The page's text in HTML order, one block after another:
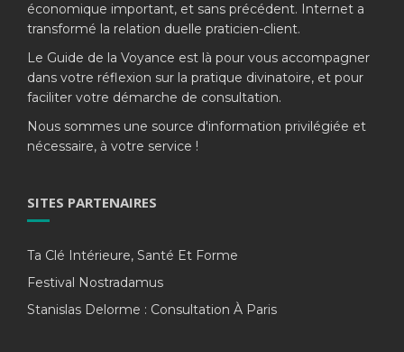
économique important, et sans précédent. Internet a
transformé la relation duelle praticien-client.
Le Guide de la Voyance est là pour vous accompagner
dans votre réflexion sur la pratique divinatoire, et pour
faciliter votre démarche de consultation.
Nous sommes une source d'information privilégiée et
nécessaire, à votre service !
SITES PARTENAIRES
Ta Clé Intérieure, Santé Et Forme
Festival Nostradamus
Stanislas Delorme : Consultation À Paris